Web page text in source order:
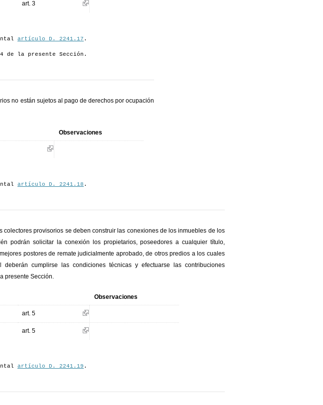
art. 3
artículo D. 2241.17 .
de la presente Sección.
no están sujetos al pago de derechos por ocupación
Observaciones
artículo D. 2241.18 .
colectores provisorios se deben construir las conexiones de los inmuebles de los
podrán solicitar la conexión los propietarios, poseedores a cualquier título,
postores de remate judicialmente aprobado, de otros predios a los cuales
cumplirse las condiciones técnicas y efectuarse las contribuciones
presente Sección.
Observaciones
art. 5
art. 5
artículo D. 2241.19 .